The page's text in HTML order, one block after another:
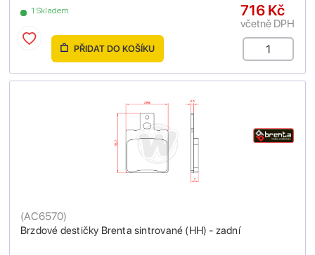
1 Skladem 716 Kč
včetně DPH
PŘIDAT DO KOŠÍKU
Brzdové destičky Brenta sintrované (HH) - zadní
(AC6570)